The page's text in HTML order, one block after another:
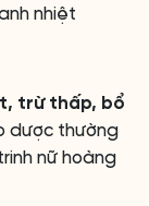
nhiệt
trừ thấp, bổ
dược thường
nữ hoàng